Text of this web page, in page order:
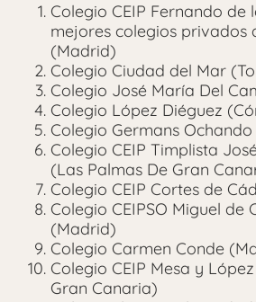
Colegio CEIP Fernando de
mejores colegios privados
(Madrid)
Colegio Ciudad del Mar
Colegio José María Del
Colegio López Diéguez
Colegio Germans
Colegio CEIP Timplista
(Las Palmas De Gran
Colegio CEIP Cortes de
Colegio CEIPSO Miguel de
(Madrid)
Colegio Carmen Conde
Colegio CEIP Mesa y
Gran Canaria)